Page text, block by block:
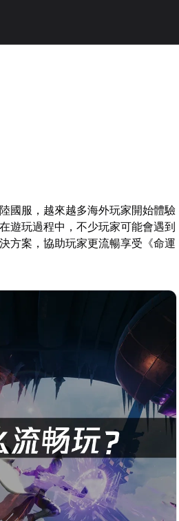
國服，越來越多海外玩家開始體驗
遊玩過程中，不少玩家可能會遇到
方案，協助玩家更流暢享受《命運